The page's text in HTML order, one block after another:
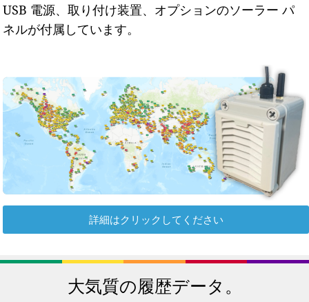
USB 電源、取り付け装置、オプションのソーラー パ
ネルが付属しています。
詳細はクリックしてください
大気質の履歴データ。